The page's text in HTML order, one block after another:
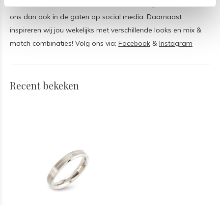
ons dan ook in de gaten op social media. Daarnaast
inspireren wij jou wekelijks met verschillende looks en mix &
match combinaties! Volg ons via: Facebook & Instagram
Recent bekeken